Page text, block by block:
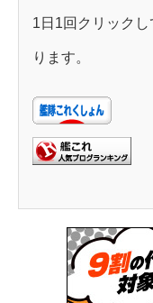
1日1回クリック
ります。